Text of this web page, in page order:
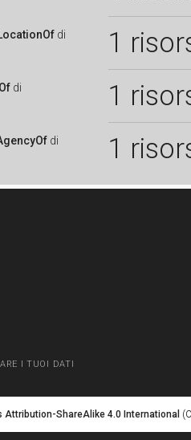
di 1
di 1
di 1
I TUOI DATI
Attribution-ShareAlike 4.0 International